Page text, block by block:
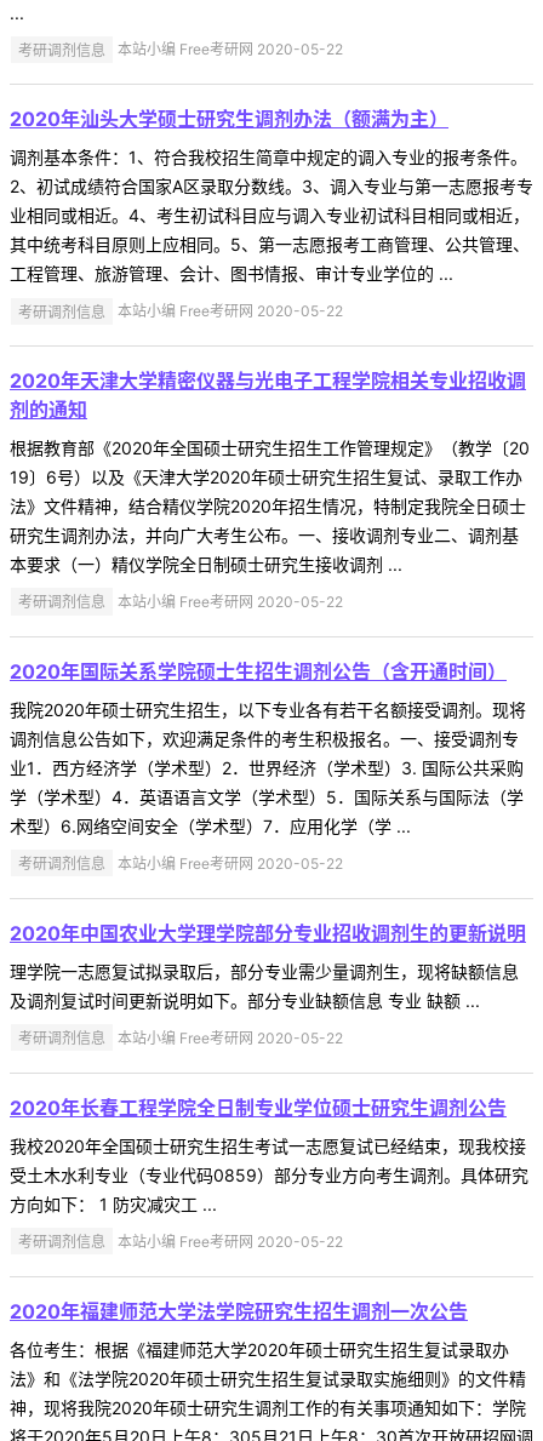
...
考研调剂信息 本站小编 Free考研网 2020-05-22
2020年汕头大学硕士研究生调剂办法（额满为主）
调剂基本条件：1、符合我校招生简章中规定的调入专业的报考条件。
2、初试成绩符合国家A区录取分数线。3、调入专业与第一志愿报考专
业相同或相近。4、考生初试科目应与调入专业初试科目相同或相近，
其中统考科目原则上应相同。5、第一志愿报考工商管理、公共管理、
工程管理、旅游管理、会计、图书情报、审计专业学位的 ...
考研调剂信息 本站小编 Free考研网 2020-05-22
2020年天津大学精密仪器与光电子工程学院相关专业招收调
剂的通知
根据教育部《2020年全国硕士研究生招生工作管理规定》（教学〔20
19〕6号）以及《天津大学2020年硕士研究生招生复试、录取工作办
法》文件精神，结合精仪学院2020年招生情况，特制定我院全日硕士
研究生调剂办法，并向广大考生公布。一、接收调剂专业二、调剂基
本要求（一）精仪学院全日制硕士研究生接收调剂 ...
考研调剂信息 本站小编 Free考研网 2020-05-22
2020年国际关系学院硕士生招生调剂公告（含开通时间）
我院2020年硕士研究生招生，以下专业各有若干名额接受调剂。现将
调剂信息公告如下，欢迎满足条件的考生积极报名。一、接受调剂专
业1．西方经济学（学术型）2．世界经济（学术型）3. 国际公共采购
学（学术型）4．英语语言文学（学术型）5．国际关系与国际法（学
术型）6.网络空间安全（学术型）7．应用化学（学 ...
考研调剂信息 本站小编 Free考研网 2020-05-22
2020年中国农业大学理学院部分专业招收调剂生的更新说明
理学院一志愿复试拟录取后，部分专业需少量调剂生，现将缺额信息
及调剂复试时间更新说明如下。部分专业缺额信息 专业 缺额 ...
考研调剂信息 本站小编 Free考研网 2020-05-22
2020年长春工程学院全日制专业学位硕士研究生调剂公告
我校2020年全国硕士研究生招生考试一志愿复试已经结束，现我校接
受土木水利专业（专业代码0859）部分专业方向考生调剂。具体研究
方向如下： 1 防灾减灾工 ...
考研调剂信息 本站小编 Free考研网 2020-05-22
2020年福建师范大学法学院研究生招生调剂一次公告
各位考生：根据《福建师范大学2020年硕士研究生招生复试录取办
法》和《法学院2020年硕士研究生招生复试录取实施细则》的文件精
神，现将我院2020年硕士研究生调剂工作的有关事项通知如下：学院
将于2020年5月20日上午8：305月21日上午8：30首次开放研招网调